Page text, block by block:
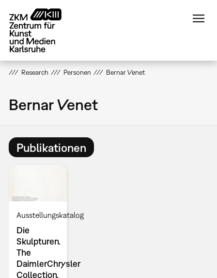
zum
Inhalt
Research Personen Bernar Venet
Bernar Venet
Publikationen
Ausstellungskatalog
Die
Skulpturen.
The
DaimlerChrysler
Collection.